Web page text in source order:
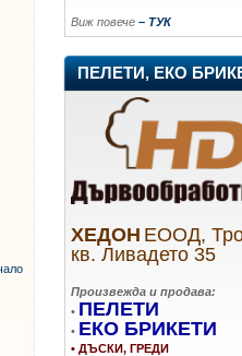
Виж повече – ТУК
ПЕЛЕТИ, ЕКО
ХЕДОН ЕООД,
кв. Ливадето 35
Произвежда и продава:
• ПЕЛЕТИ
• ЕКО БРИКЕТИ
• ДЪСКИ, ГРЕДИ